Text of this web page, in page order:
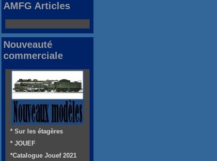
AMFG Articles
Nouveauté
commerciale
* Sur les étagères
* JOUEF
*Catalogue Jouef 2021